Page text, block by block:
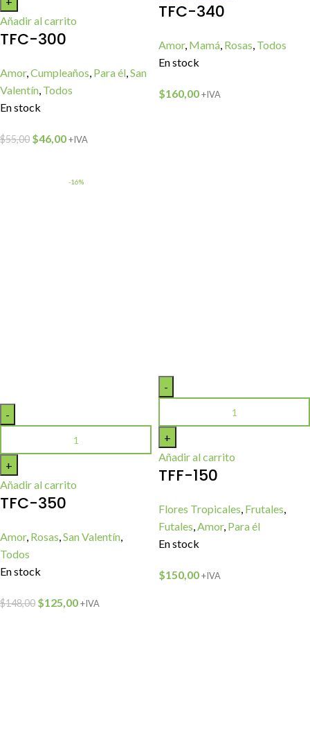
Añadir al carrito
TFC-300
Amor,Cumpleaños, Para él,San
Valentín, Todos
En stock
$55,00 $46,00+IVA
TFC-340
Amor, Mamá, Rosas, Todos
En stock
$160,00+IVA
-16%
Añadir al carrito
TFC-350
Amor, Rosas,San Valentín,
Todos
En stock
$148,00 $125,00+IVA
Añadir al carrito
TFF-150
Flores Tropicales, Frutales,
Futales,Amor, Para él
En stock
$150,00+IVA